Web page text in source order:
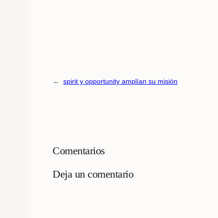
← spirit y opportunity amplían su misión
Comentarios
Deja un comentario